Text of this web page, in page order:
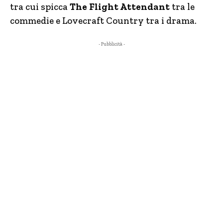
tra cui spiccaThe Flight Attendant tra le
commedie e Lovecraft Country tra i drama.
- Pubblicità -